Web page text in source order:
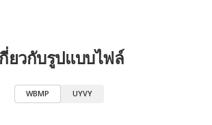
กี่ยวกับรูปแบบไฟล์
WBMP UYVY